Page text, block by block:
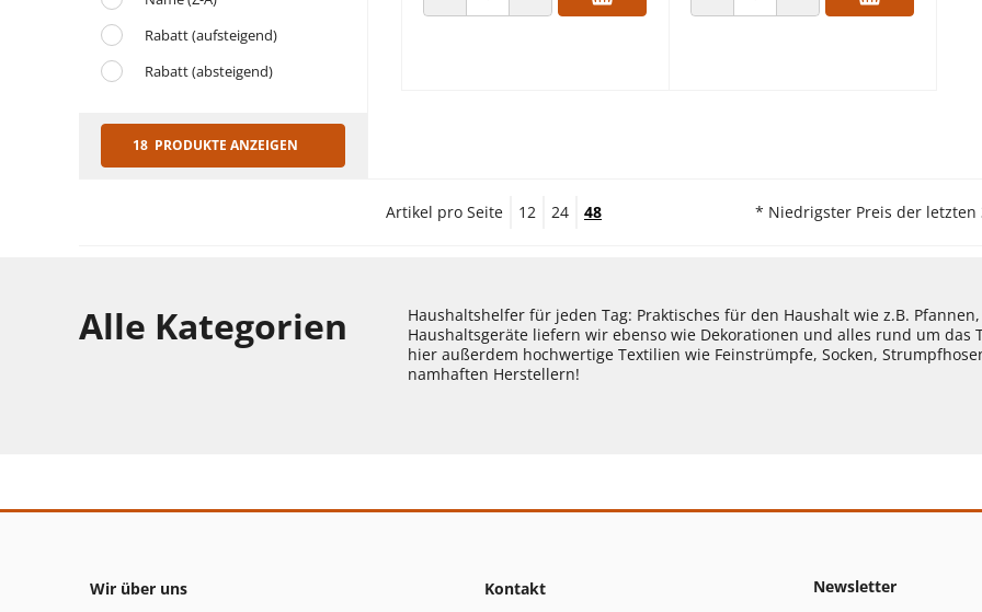
Rabatt (aufsteigend)
Rabatt (absteigend)
18 PRODUKTE ANZEIGEN
ANZAHL VERRINGERNANZAHL ERHÖHEN ANZAHL VERRINGERNANZAHL ERHÖHEN
Artikel pro Seite 12 24 48 * Niedrigster Preis der letzten
Alle Kategorien
Haushaltshelfer für jeden Tag: Praktisches für den Haushalt wie z.B.
Haushaltsgeräte liefern wir ebenso wie Dekorationen und alles rund um das
hier außerdem hochwertige Textilien wie Feinstrümpfe, Socken,
namhaften Herstellern!
Wir über uns Kontakt Newsletter